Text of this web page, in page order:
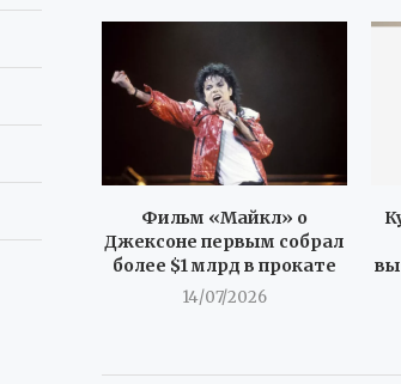
Фильм «Майкл» о
Джексоне первым собрал
более $1 млрд в прокате
14/07/2026